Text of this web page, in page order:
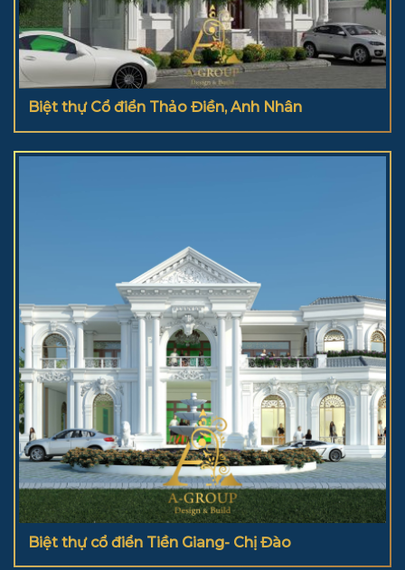
Biệt thự Cổ điển Thảo Điền, Anh Nhân
Biệt thự cổ điển Tiền Giang- Chị Đào